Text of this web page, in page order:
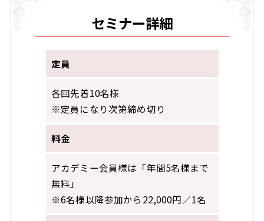
セミナー詳細
定員
各回先着10名様
※定員になり次第締め切り
料金
アカデミー会員様は「年間5名様まで
無料」
※6名様以降参加から22,000円／1名